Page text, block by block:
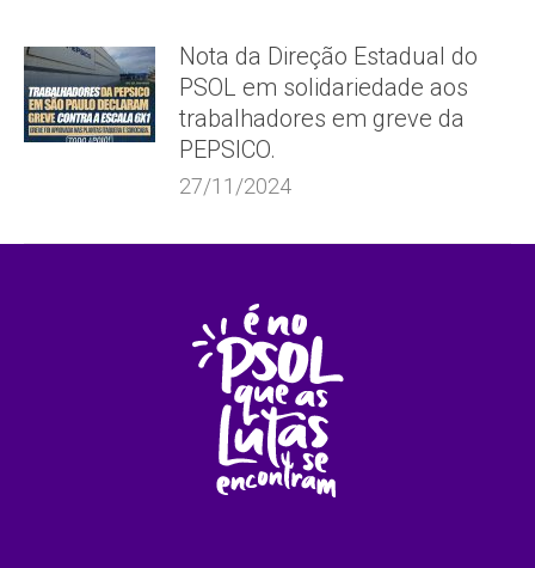
Nota da Direção Estadual do
PSOL em solidariedade aos
trabalhadores em greve da
PEPSICO.
27/11/2024